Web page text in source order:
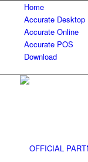
Home
Accurate Desktop
Accurate Online
Accurate POS
Download